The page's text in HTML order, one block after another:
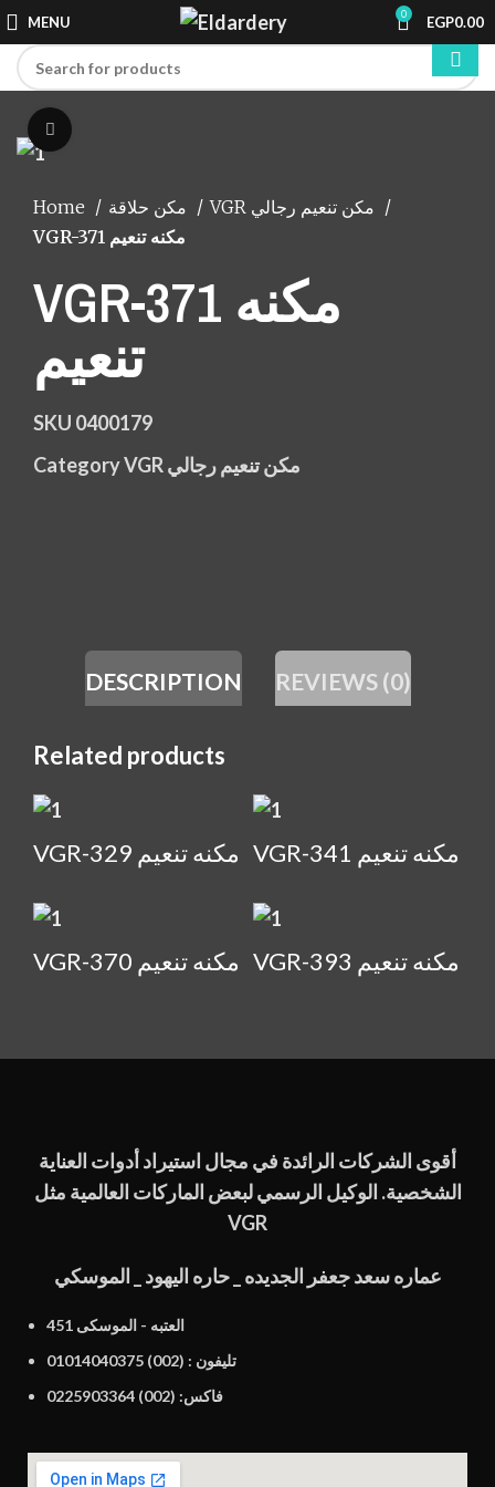
MENU 0 EGP0.00
Home
VGR-371 مكنه تنعيم
VGR-371 مكنه
تنعيم
SKU 0400179
Category
VGR مكن تنعيم رجالي
DESCRIPTION REVIEWS (0)
Related products
VGR-329 مكنه تنعيم VGR-341 مكنه تنعيم
VGR-370 مكنه تنعيم VGR-393 مكنه تنعيم
أقوى الشركات الرائدة في مجال استيراد أدوات العناية
الشخصية. الوكيل الرسمي لبعض الماركات العالمية مثل
VGR
عماره سعد جعفر الجديده _ حاره اليهود _ الموسكي
451 العتبه - الموسكى
تليفون : (002) 01014040375
فاكس: (002) 0225903364